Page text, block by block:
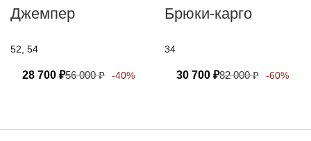
Джемпер
52, 54
28 700 ₽56 000₽ -40%
Брюки-карго
34
30 700 ₽82 000₽ -60%